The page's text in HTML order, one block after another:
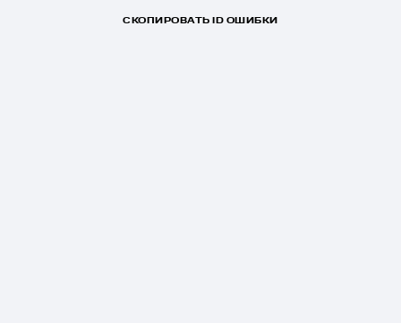
СКОПИРОВАТЬ ID ОШИБКИ